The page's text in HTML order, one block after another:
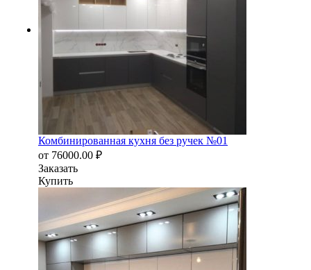
Комбинированная кухня без ручек №01
от 76000.00 ₽
Заказать
Купить